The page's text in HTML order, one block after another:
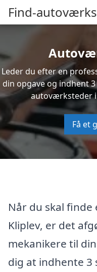
Find-
Leder du efter en
din opgave og indhent
autoværksteder i
Få et
Når du skal
Kliplev, er det
mekanikere til
dig at indhente